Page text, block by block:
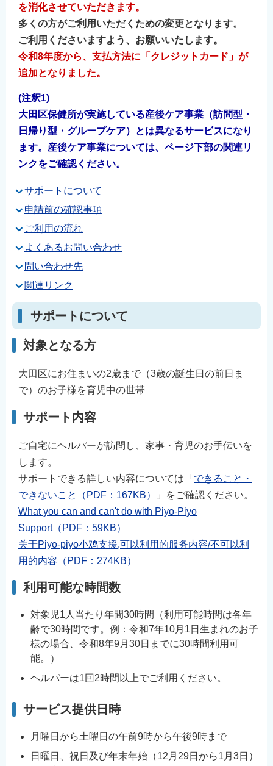
を消化させていただきます。
多くの⽅がご利⽤いただくための変更となります。
ご利⽤くださいますよう、お願いいたします。
令和8年度から、支払方法に「クレジットカード」が
追加となりました。
(注釈1)
大田区保健所が実施している産後ケア事業（訪問型・
日帰り型・グループケア）とは異なるサービスになり
ます。産後ケア事業については、ページ下部の関連リ
ンクをご確認ください。
サポートについて
申請前の確認事項
ご利用の流れ
よくあるお問い合わせ
問い合わせ先
関連リンク
サポートについて
対象となる方
大田区にお住まいの2歳まで（3歳の誕生日の前日ま
で）のお子様を育児中の世帯
サポート内容
ご自宅にヘルパーが訪問し、家事・育児のお手伝いを
します。
サポートできる詳しい内容については「 できること・
できないこと（PDF：167KB）
」をご確認ください。
What you can and can't do with Piyo-Piyo
Support（PDF：59KB）
关于Piyo-piyo小鸡支援,可以利用的服务内容/不可以利
用的内容（PDF：274KB）
利用可能な時間数
対象児1人当たり年間30時間（利用可能時間は各年
齢で30時間です。例：令和7年10月1日生まれのお子
様の場合、令和8年9月30日までに30時間利用可
能。）
ヘルパーは1回2時間以上でご利用ください。
サービス提供日時
月曜日から土曜日の午前9時から午後9時まで
日曜日、祝日及び年末年始（12月29日から1月3日）
English
简体中文
繁體中文
한국어
Filipino